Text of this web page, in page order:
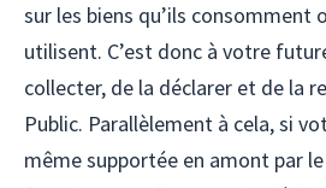
sur les biens qu’ils consomment
utilisent. C’est donc à votre
collecter, de la déclarer et de la
Public. Parallèlement à cela, si
même supportée en amont par